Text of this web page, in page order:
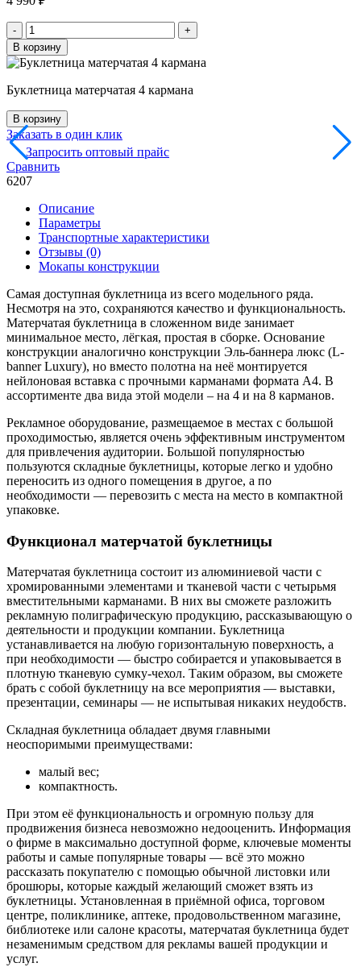
-
Количество
товара
Буклетница
матерчатая
4
кармана
+
В корзину
Буклетница матерчатая 4 кармана
В корзину
Заказать в один клик
Запросить оптовый прайс
Сравнить
6207
Описание
Параметры
Транспортные характеристики
Отзывы (0)
Мокапы конструкции
Самая доступная буклетница из всего модельного ряда.
Несмотря на это, сохраняются качество и функциональность.
Матерчатая буклетница в сложенном виде занимает
минимальное место, лёгкая, простая в сборке. Основание
конструкции аналогично конструкции Эль-баннера люкс (L-
banner Luxury), но вместо полотна на неё монтируется
нейлоновая вставка с прочными карманами формата A4. В
ассортименте два вида этой модели – на 4 и на 8 карманов.
Рекламное оборудование, размещаемое в местах с большой
проходимостью, является очень эффективным инструментом
для привлечения аудитории. Большой популярностью
пользуются складные буклетницы, которые легко и удобно
переносить из одного помещения в другое, а по
необходимости — перевозить с места на место в компактной
упаковке.
Функционал матерчатой буклетницы
Матерчатая буклетница состоит из алюминиевой части с
хромированными элементами и тканевой части с четырьмя
вместительными карманами. В них вы сможете разложить
рекламную полиграфическую продукцию, рассказывающую о
деятельности и продукции компании. Буклетница
устанавливается на любую горизонтальную поверхность, а
при необходимости — быстро собирается и упаковывается в
плотную тканевую сумку-чехол. Таким образом, вы сможете
брать с собой буклетницу на все мероприятия — выставки,
презентации, семинары — не испытывая никаких неудобств.
Складная буклетница обладает двумя главными
неоспоримыми преимуществами:
малый вес;
компактность.
При этом её функциональность и огромную пользу для
продвижения бизнеса невозможно недооценить. Информация
о фирме в максимально доступной форме, ключевые моменты
работы и самые популярные товары — всё это можно
рассказать покупателю с помощью обычной листовки или
брошюры, которые каждый желающий сможет взять из
буклетницы. Установленная в приёмной офиса, торговом
центре, поликлинике, аптеке, продовольственном магазине,
библиотеке или салоне красоты, матерчатая буклетница будет
незаменимым средством для рекламы вашей продукции и
услуг.